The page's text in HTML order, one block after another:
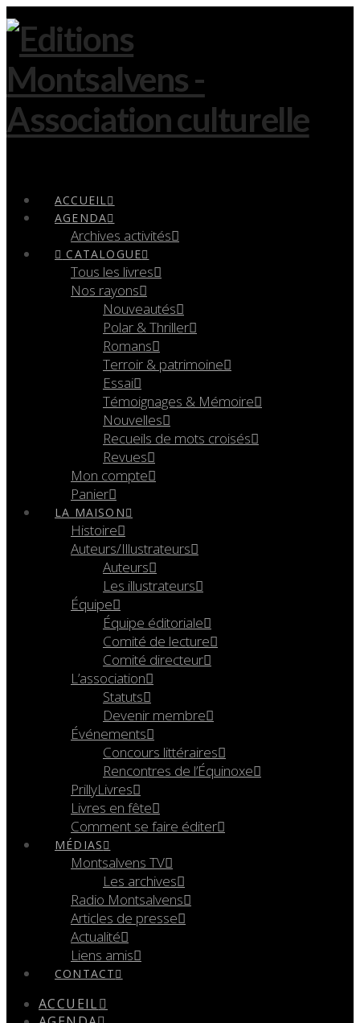
ACCUEIL
AGENDA
Archives activités
CATALOGUE
Tous les livres
Nos rayons
Nouveautés
Polar & Thriller
Romans
Terroir & patrimoine
Essai
Témoignages & Mémoire
Nouvelles
Recueils de mots croisés
Revues
Mon compte
Panier
LA MAISON
Histoire
Auteurs/Illustrateurs
Auteurs
Les illustrateurs
Équipe
Équipe éditoriale
Comité de lecture
Comité directeur
L’association
Statuts
Devenir membre
Événements
Concours littéraires
Rencontres de l’Équinoxe
PrillyLivres
Livres en fête
Comment se faire éditer
MÉDIAS
Montsalvens TV
Les archives
Radio Montsalvens
Articles de presse
Actualité
Liens amis
CONTACT
ACCUEIL